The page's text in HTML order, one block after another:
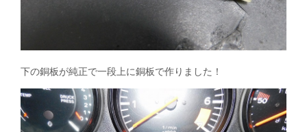
下の銅板が純正で一段上に銅板で作りました！